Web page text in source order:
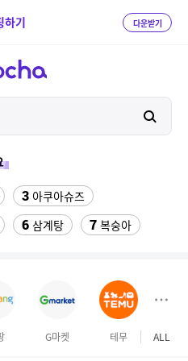
하기 다운받기
3 아쿠아슈즈
6 삼계탕 7 복숭아
CL22 파인인포 (16GB)
이드 밴딩 치노 팬츠 스판 ALL
G마켓 테무 하이